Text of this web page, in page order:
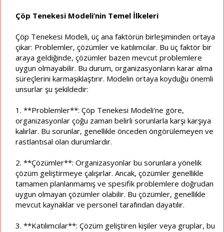
Çöp Tenekesi Modeli’nin Temel İlkeleri
Çöp Tenekesi Modeli, üç ana faktörün birleşiminden ortaya
çıkar: Problemler, çözümler ve katılımcılar. Bu üç faktör bir
araya geldiğinde, çözümler bazen mevcut problemlere
uygun olmayabilir. Bu durum, organizasyonların karar alma
süreçlerini karmaşıklaştırır. Modelin ortaya koyduğu önemli
unsurlar şu şekildedir:
1. **Problemler**: Çöp Tenekesi Modeli'ne göre,
organizasyonlar çoğu zaman belirli sorunlarla karşı karşıya
kalırlar. Bu sorunlar, genellikle önceden öngörülemeyen ve
rastlantısal olan durumlardır.
2. **Çözümler**: Organizasyonlar bu sorunlara yönelik
çözüm geliştirmeye çalışırlar. Ancak, çözümler genellikle
tamamen planlanmamış ve spesifik problemlere doğrudan
uygun olmayan çözümler olabilir. Bu çözümler, genellikle
mevcut kaynaklar ve personel tarafından dayatılır.
3. **Katılımcılar**: Çözüm geliştiren kişiler veya gruplar, bu